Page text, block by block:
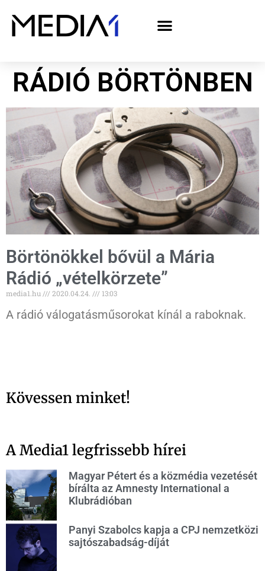
RÁDIÓ BÖRTÖNBEN
Börtönökkel bővül a Mária
Rádió „vételkörzete”
media1.hu 2020.04.24. 13:03
A rádió válogatásműsorokat kínál a raboknak.
Kövessen minket!
A Media1 legfrissebb hírei
Magyar Pétert és a közmédia vezetését
bírálta az Amnesty International a
Klubrádióban
Panyi Szabolcs kapja a CPJ nemzetközi
sajtószabadság-díját